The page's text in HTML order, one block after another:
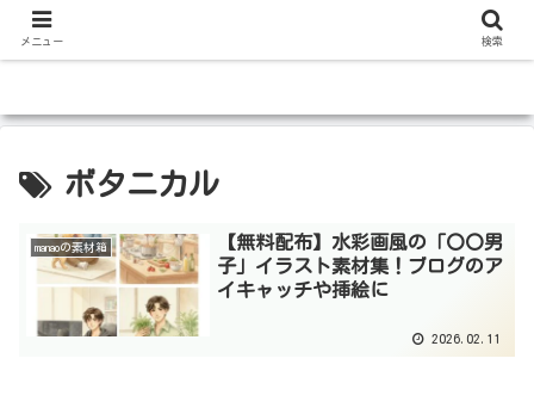
ボタニカル
manaoの素材箱
【無料配布】水彩画風の「〇〇男
子」イラスト素材集！ブログのア
イキャッチや挿絵に
2026.02.11
メニュー 検索